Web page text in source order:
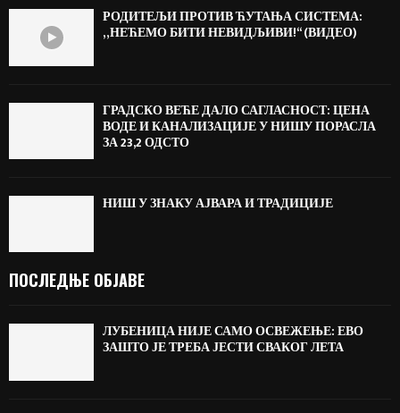
РОДИТЕЉИ ПРОТИВ ЋУТАЊА СИСТЕМА:
„НЕЋЕМО БИТИ НЕВИДЉИВИ!“ (ВИДЕО)
ГРАДСКО ВЕЋЕ ДАЛО САГЛАСНОСТ: ЦЕНА
ВОДЕ И КАНАЛИЗАЦИЈЕ У НИШУ ПОРАСЛА
ЗА 23,2 ОДСТО
НИШ У ЗНАКУ АЈВАРА И ТРАДИЦИЈЕ
ПОСЛЕДЊЕ ОБЈАВЕ
ЛУБЕНИЦА НИЈЕ САМО ОСВЕЖЕЊЕ: ЕВО
ЗАШТО ЈЕ ТРЕБА ЈЕСТИ СВАКОГ ЛЕТА